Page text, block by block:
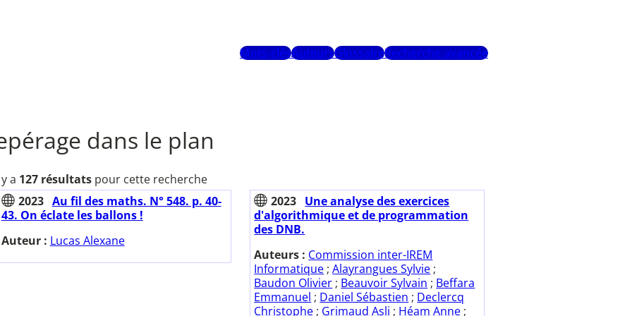
Mots-clésAuteursGlossaireRecherche avancée
dans le plan
a 127 résultats pour cette recherche
2023 Au fil des maths. N° 548. p. 40-
43. On éclate les ballons !
Auteur : Lucas Alexane
2023 Une analyse des exercices
d'algorithmique et de programmation
des DNB.
Auteurs : Commission inter-IREM
Informatique ;Alayrangues Sylvie ;
Baudon Olivier ; Beauvoir Sylvain ; Beffara
Emmanuel ; Daniel Sébastien ; Declercq
Christophe ; Grimaud Asli ; Héam Anne ;